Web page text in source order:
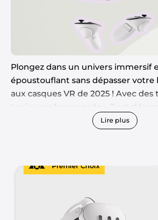
Plongez dans un univers immersif
époustouflant sans dépasser votre
aux casques VR de 2025 ! Avec
toujours plus avancées, il est
de profiter d’expériences de réalité
nouveaux horizons numériques,
saura répondre à vos attentes.
Lire plus
Premier Choix